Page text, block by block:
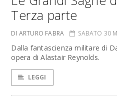
Terza parte
DI ARTURO FABRA SABATO 30
Dalla fantascienza militare di
opera di Alastair Reynolds.
LEGGI